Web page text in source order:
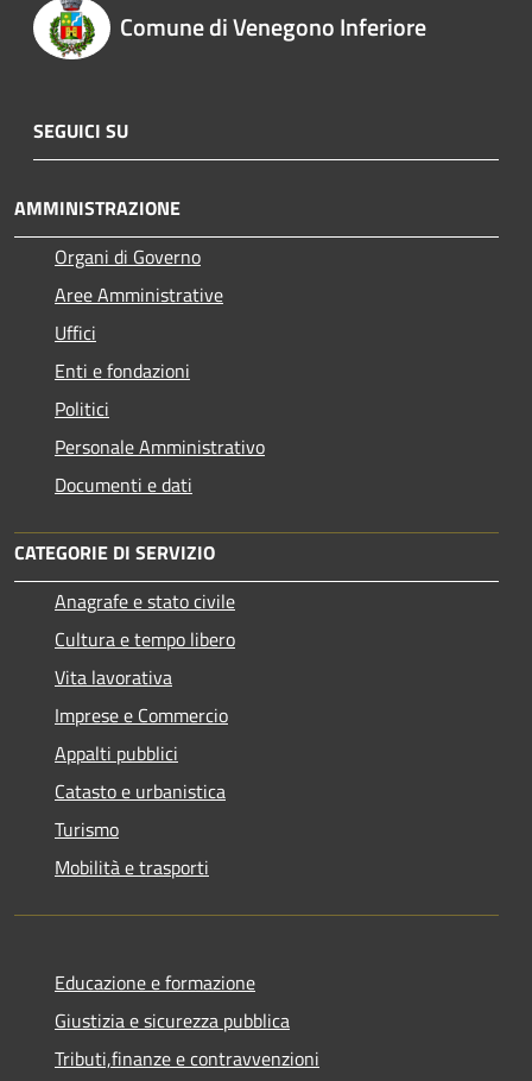
Comune di Venegono Inferiore
SEGUICI SU
AMMINISTRAZIONE
Organi di Governo
Aree Amministrative
Uffici
Enti e fondazioni
Politici
Personale Amministrativo
Documenti e dati
CATEGORIE DI SERVIZIO
Anagrafe e stato civile
Cultura e tempo libero
Vita lavorativa
Imprese e Commercio
Appalti pubblici
Catasto e urbanistica
Turismo
Mobilità e trasporti
Educazione e formazione
Giustizia e sicurezza pubblica
Tributi,finanze e contravvenzioni